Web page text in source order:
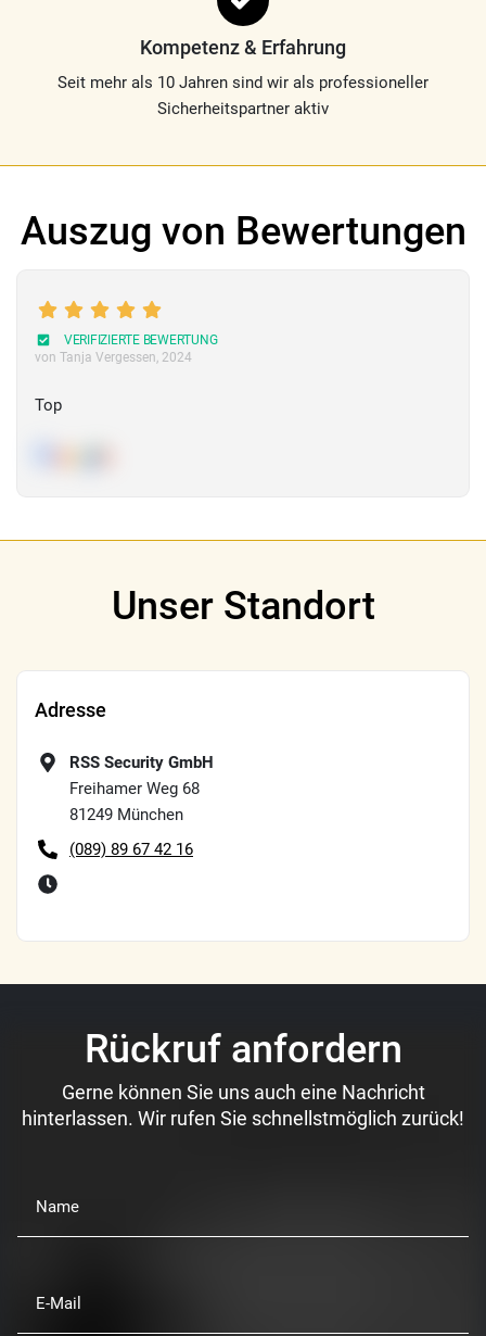
Kompetenz & Erfahrung
Seit mehr als 10 Jahren sind wir als professioneller
Sicherheitspartner aktiv
Auszug von Bewertungen
VERIFIZIERTE BEWERTUNG
von Tanja Vergessen, 2024
Top
Unser Standort
Adresse
RSS Security GmbH
Freihamer Weg 68
81249 München
(089) 89 67 42 16
Rückruf anfordern
Gerne können Sie uns auch eine Nachricht
hinterlassen. Wir rufen Sie schnellstmöglich zurück!
Name
E-Mail